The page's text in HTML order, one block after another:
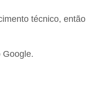
técnico, então
Google.